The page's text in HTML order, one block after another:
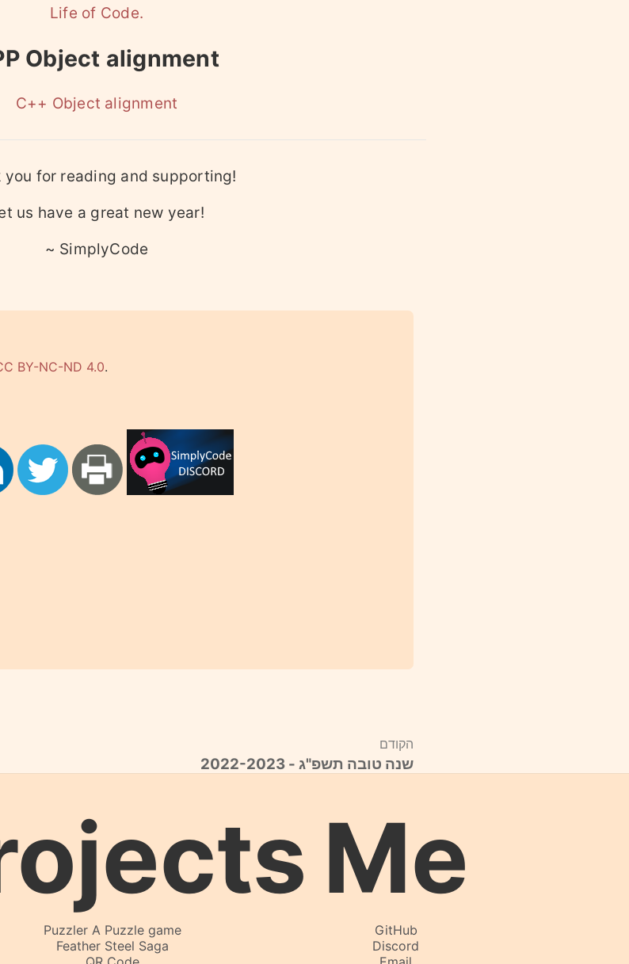
Life of Code.
Object alignment
C++ Object alignment
you for reading and supporting!
us have a great new year!
~ SimplyCode
BY-NC-ND 4.0.
הקודם
שנה טובה תשפ"ג - 2022-2023
Puzzler A Puzzle game
Feather Steel Saga
Me
GitHub
Discord